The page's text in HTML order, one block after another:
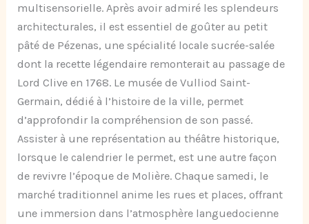
multisensorielle. Après avoir admiré les splendeurs
architecturales, il est essentiel de goûter au petit
pâté de Pézenas, une spécialité locale sucrée-salée
dont la recette légendaire remonterait au passage de
Lord Clive en 1768. Le musée de Vulliod Saint-
Germain, dédié à l’histoire de la ville, permet
d’approfondir la compréhension de son passé.
Assister à une représentation au théâtre historique,
lorsque le calendrier le permet, est une autre façon
de revivre l’époque de Molière. Chaque samedi, le
marché traditionnel anime les rues et places, offrant
une immersion dans l’atmosphère languedocienne